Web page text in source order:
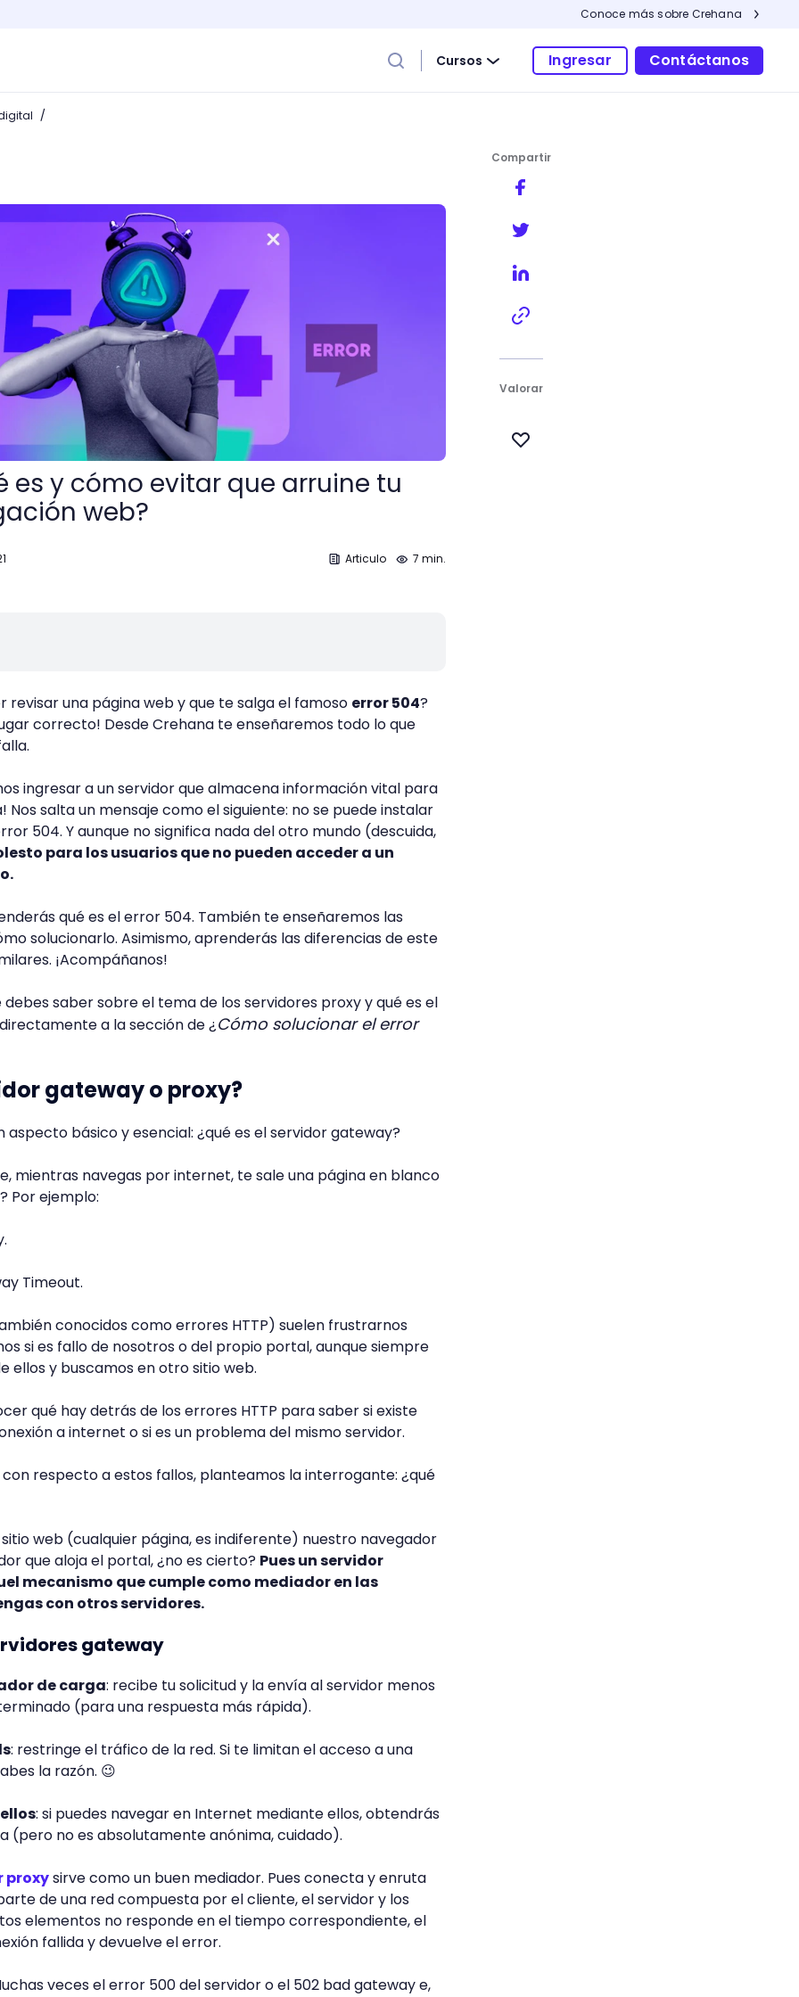
Conoce más sobre Crehana
Cursos Ingresar Contáctanos
/
evitar que arruine tu plácida navegación web?
es y cómo evitar que arruine tu
web?
Articulo 7 min.
revisar una página web y que te salga el famoso error 504?
correcto! Desde Crehana te enseñaremos todo lo que
ingresar a un servidor que almacena información vital para
Nos salta un mensaje como el siguiente: no se puede instalar
504. Y aunque no significa nada del otro mundo (descuida,
para los usuarios que no pueden acceder a un
qué es el error 504. También te enseñaremos las
solucionarlo. Asimismo, aprenderás las diferencias de este
¡Acompáñanos!
debes saber sobre el tema de los servidores proxy y qué es el
a la sección de ¿Cómo solucionar el error
gateway o proxy?
aspecto básico y esencial: ¿qué es el servidor gateway?
mientras navegas por internet, te sale una página en blanco
Por ejemplo:
Timeout.
conocidos como errores HTTP) suelen frustrarnos
si es fallo de nosotros o del propio portal, aunque siempre
ellos y buscamos en otro sitio web.
qué hay detrás de los errores HTTP para saber si existe
a internet o si es un problema del mismo servidor.
respecto a estos fallos, planteamos la interrogante: ¿qué
web (cualquier página, es indiferente) nuestro navegador
que aloja el portal, ¿no es cierto? Pues un servidor
mecanismo que cumple como mediador en las
con otros servidores.
gateway
de carga: recibe tu solicitud y la envía al servidor menos
(para una respuesta más rápida).
: restringe el tráfico de la red. Si te limitan el acceso a una
la razón. 😉
: si puedes navegar en Internet mediante ellos, obtendrás
(pero no es absolutamente anónima, cuidado).
proxysirve como un buen mediador. Pues conecta y enruta
de una red compuesta por el cliente, el servidor y los
elementos no responde en el tiempo correspondiente, el
fallida y devuelve el error.
veces el error 500 del servidor o el 502 bad gateway e,
Compartir
Valorar